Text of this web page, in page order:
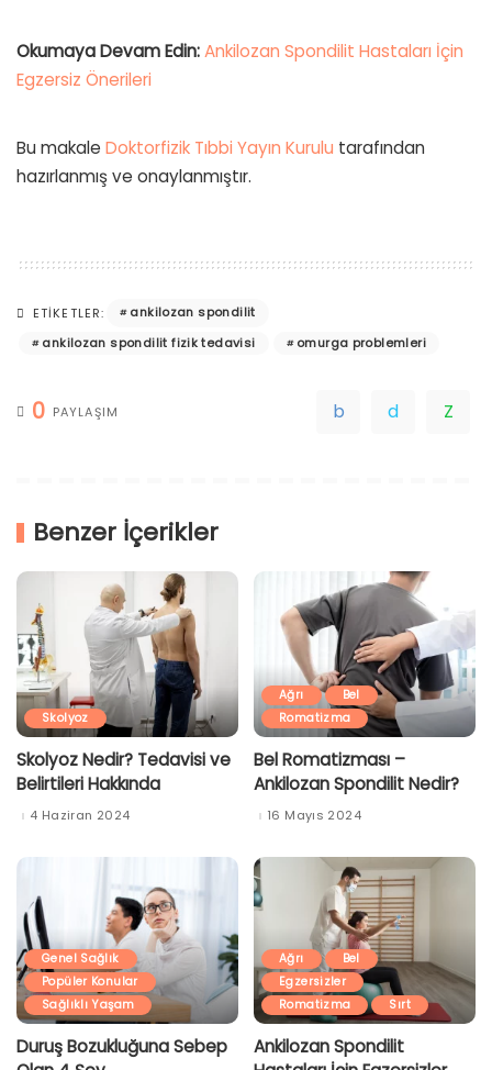
Okumaya Devam Edin:Ankilozan Spondilit Hastaları İçin
Egzersiz Önerileri
Bu makale Doktorfizik Tıbbi Yayın Kurulu tarafından
hazırlanmış ve onaylanmıştır.
ETIKETLER:
ankilozan spondilit
ankilozan spondilit fizik tedavisi
omurga problemleri
0 PAYLAŞIM
Benzer İçerikler
Skolyoz
Skolyoz Nedir? Tedavisi ve
Belirtileri Hakkında
4 Haziran 2024
Ağrı
Bel
Romatizma
Bel Romatizması –
Ankilozan Spondilit Nedir?
16 Mayıs 2024
Genel Sağlık
Popüler Konular
Sağlıklı Yaşam
Duruş Bozukluğuna Sebep
Ağrı
Bel
Egzersizler
Romatizma
Sırt
Ankilozan Spondilit